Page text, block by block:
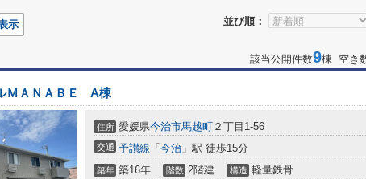
並び順：
示
該当公開件数9棟 空き
ＭＡＮＡＢＥ A棟
住所 愛媛県今治市馬越町 ２丁目1-56
交通 予讃線 「 今治 」駅 徒歩15分
築年 築16年 階数 2階建 構造 軽量鉄骨